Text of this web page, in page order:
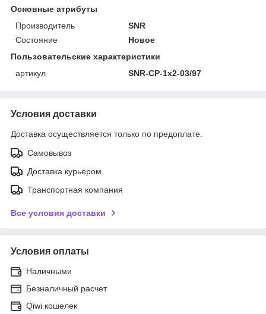
Основные атрибуты
Производитель
SNR
Состояние
Новое
Пользовательские характеристики
артикул
SNR-CP-1x2-03/97
Условия доставки
Доставка осуществляется только по предоплате.
Самовывоз
Доставка курьером
Транспортная компания
Все условия доставки
Условия оплаты
Наличными
Безналичный расчет
Qiwi кошелек